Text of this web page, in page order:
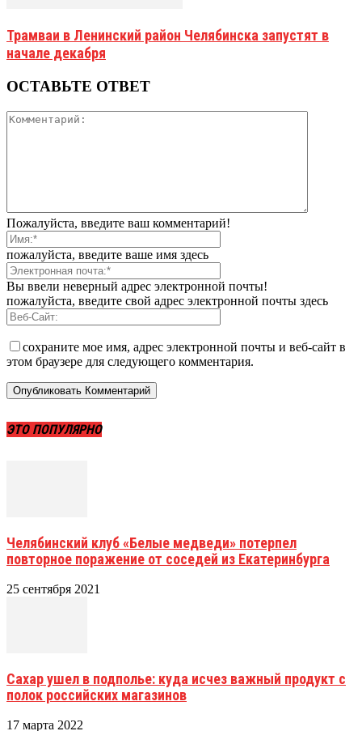
Трамваи в Ленинский район Челябинска запустят в
начале декабря
ОСТАВЬТЕ ОТВЕТ
Пожалуйста, введите ваш комментарий!
пожалуйста, введите ваше имя здесь
Вы ввели неверный адрес электронной почты!
пожалуйста, введите свой адрес электронной почты здесь
сохраните мое имя, адрес электронной почты и веб-сайт в
этом браузере для следующего комментария.
ЭТО ПОПУЛЯРНО
Челябинский клуб «Белые медведи» потерпел
повторное поражение от соседей из Екатеринбурга
25 сентября 2021
Сахар ушел в подполье: куда исчез важный продукт с
полок российских магазинов
17 марта 2022